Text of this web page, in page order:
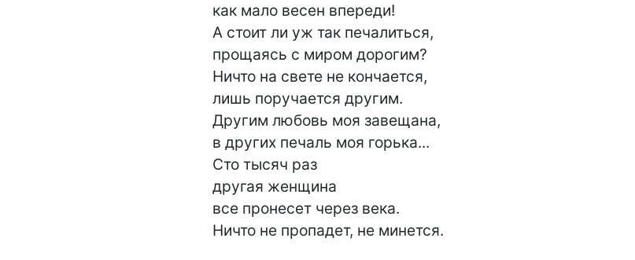
как мало весен впереди!
А стоит ли уж так печалиться,
прощаясь с миром дорогим?
Ничто на свете не кончается,
лишь поручается другим.
Другим любовь моя завещана,
в других печаль моя горька...
Сто тысяч раз
другая женщина
все пронесет через века.
Ничто не пропадет, не минется.